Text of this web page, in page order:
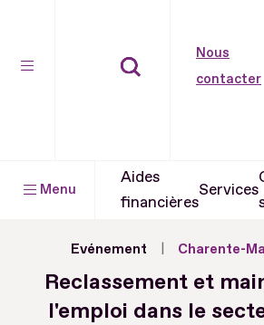
Nous
contacter
Menu
Aides
financières
Services
Evénement Charente-
Reclassement et
l'emploi dans le